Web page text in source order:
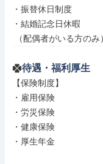
・振替休日制度
・結婚記念日休暇
（配偶者がいる方のみ）
待遇・福利厚生
【保険制度】
・雇用保険
・労災保険
・健康保険
・厚生年金